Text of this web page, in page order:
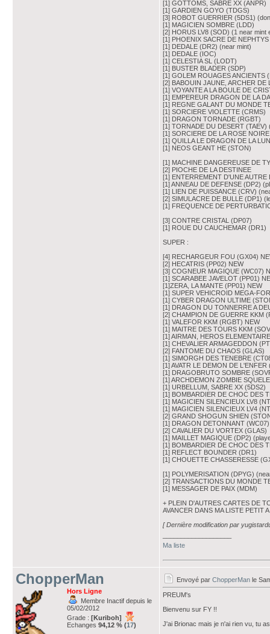
[1] GOTTOMS, SABRE XX (ANPR)
[1] GARDIEN GOYO (TDGS)
[3] ROBOT GUERRIER (5DS1)
[1] MAGICIEN SOMBRE (LDD)
[2] HORUS LV8 (SOD) (1 near mint
[1] PHOENIX SACRE DE
[1] DEDALE (DR2) (near mint)
[1] DEDALE (IOC)
[1] CELESTIA SL (LODT)
[1] BUSTER BLADER (SDP)
[1] GOLEM ROUAGES ANCIENTS
[2] BABOUIN JAUNE, ARCHER
[1] VOYANTE A LA BOULE DE
[1] EMPEREUR DRAGON DE LA
[1] REGNE GALANT DU MONDE
[1] SORCIERE VIOLETTE (CRMS)
[1] DRAGON TORNADE (RGBT)
[1] TORNADE DU DESERT (TAEV)
[1] SORCIERE DE LA ROSE
[1] QUILLA LE DRAGON DE LA
[1] NEOS GEANT HE (STON)
[1] MACHINE DANGEREUSE DE
[2] PIOCHE DE LA DESTINEE
[1] ENTERREMENT D'UNE AUTRE
[1] ANNEAU DE DEFENSE (DP2)
[1] LIEN DE PUISSANCE (CRV)
[2] SIMULACRE DE BULLE (DP1)
[1] FREQUENCE DE
[3] CONTRE CRISTAL (DP07)
[1] ROUE DU CAUCHEMAR (DR1)
SUPER :
[4] RECHARGEUR FOU (GX04)
[2] HECATRIS (PP02) NEW
[3] COGNEUR MAGIQUE (WC07)
[1] SCARABEE JAVELOT (PP01)
[1]ZERA, LA MANTE (PP01) NEW
[1] SUPER VEHICROID MEGA-
[1] CYBER DRAGON ULTIME
[1] DRAGON DU TONNERRE A
[2] CHAMPION DE GUERRE KKM
[1] VALEFOR KKM (RGBT) NEW
[1] MAITRE DES TOURS KKM
[1] AIRMAN, HEROS
[1] CHEVALIER ARMAGEDDON
[2] FANTOME DU CHAOS (GLAS)
[1] SIMORGH DES TENEBRE
[1] AVATR LE DEMON DE L'ENFER
[1] DRAGOBRUTO SOMBRE
[1] ARCHDEMON ZOMBIE
[1] URBELLUM, SABRE XX (5DS2)
[1] BOMBARDIER DE CHOC DES
[1] MAGICIEN SILENCIEUX LV8
[1] MAGICIEN SILENCIEUX LV4
[2] GRAND SHOGUN SHIEN
[1] DRAGON DETONNANT (WC07)
[2] CAVALIER DU VORTEX (GLAS)
[1] MAILLET MAGIQUE (DP2)
[1] BOMBARDIER DE CHOC DES
[1] REFLECT BOUNDER (DR1)
[1] CHOUETTE CHASSERESSE
[1] POLYMERISATION (DPYG)
[2] TRANSACTIONS DU MONDE
[1] MESSAGER DE PAIX (MDM)
+ PLEIN D'AUTRES CARTES DE
AVANCER DANS MA LISTE PETIT
[ Dernière modification par
Ma liste
ChopperMan
Hors Ligne
Membre Inactif depuis le
05/02/2012
Grade : [Kuriboh]
Echanges 94,12 % (17)
Envoyé par ChopperMan le
PREUM's
Bienvenu sur FY !!
J'ai Brionac mais je n'ai rien vu, tu